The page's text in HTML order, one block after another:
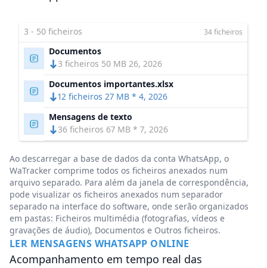
3 - 50 ficheiros 34 ficheiros
Documentos
3 ficheiros 50 MB 26, 2026
Documentos importantes.xlsx
12 ficheiros 27 MB * 4, 2026
Mensagens de texto
36 ficheiros 67 MB * 7, 2026
Ao descarregar a base de dados da conta WhatsApp, o
WaTracker comprime todos os ficheiros anexados num
arquivo separado. Para além da janela de correspondência,
pode visualizar os ficheiros anexados num separador
separado na interface do software, onde serão organizados
em pastas: Ficheiros multimédia (fotografias, vídeos e
gravações de áudio), Documentos e Outros ficheiros.
LER MENSAGENS WHATSAPP ONLINE
Acompanhamento em tempo real das